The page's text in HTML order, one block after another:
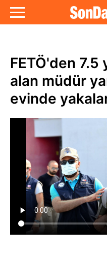
FETÖ'den 7.5
alan müdür
evinde